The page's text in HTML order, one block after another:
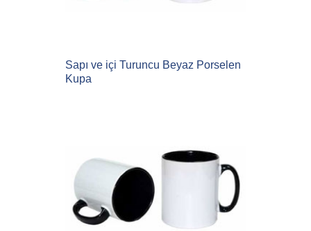
Sapı ve içi Turuncu Beyaz Porselen
Kupa